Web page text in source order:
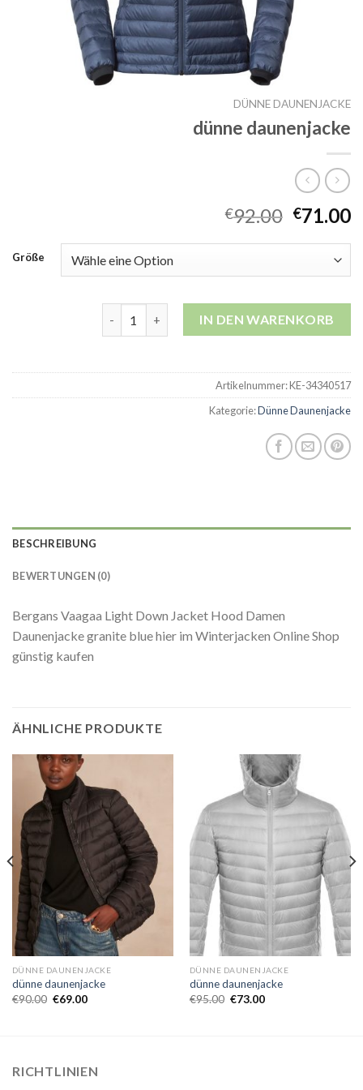
DÜNNE DAUNENJACKE
dünne daunenjacke
€92.00 €71.00
Größe
dünne daunenjacke MengeIN DEN WARENKORB
Artikelnummer:KE-34340517
Kategorie:Dünne Daunenjacke
BESCHREIBUNG
BEWERTUNGEN (0)
Bergans Vaagaa Light Down Jacket Hood Damen
Daunenjacke granite blue hier im Winterjacken Online Shop
günstig kaufen
ÄHNLICHE PRODUKTE
DÜNNE DAUNENJACKE
dünne daunenjacke
€90.00 €69.00
DÜNNE DAUNENJACKE
dünne daunenjacke
€95.00 €73.00
RICHTLINIEN